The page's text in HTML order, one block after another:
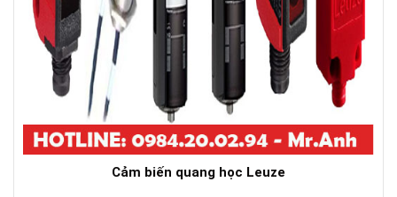
Cảm biến quang học Leuze